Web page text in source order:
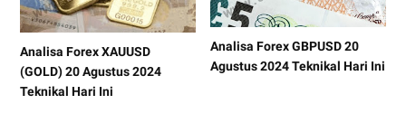
Analisa Forex XAUUSD
(GOLD) 20 Agustus 2024
Teknikal Hari Ini
Analisa Forex GBPUSD 20
Agustus 2024 Teknikal Hari Ini